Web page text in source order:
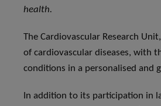
health.
The Cardiovascular Research
of cardiovascular diseases, with
conditions in a personalised and
In addition to its participation in